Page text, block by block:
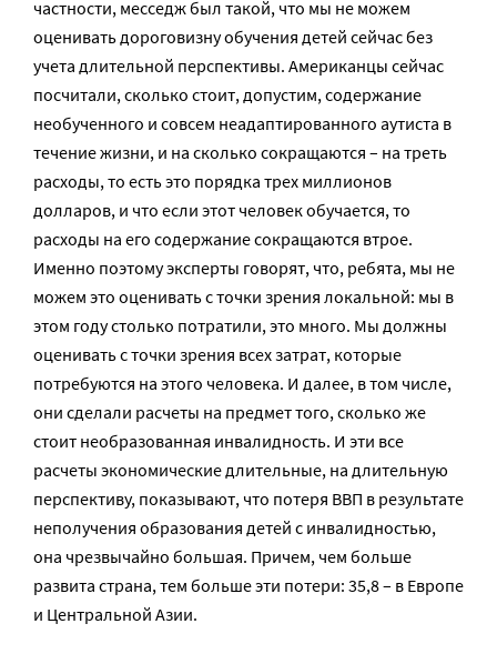
частности, месседж был такой, что мы не можем
оценивать дороговизну обучения детей сейчас без
учета длительной перспективы. Американцы сейчас
посчитали, сколько стоит, допустим, содержание
необученного и совсем неадаптированного аутиста в
течение жизни, и на сколько сокращаются – на треть
расходы, то есть это порядка трех миллионов
долларов, и что если этот человек обучается, то
расходы на его содержание сокращаются втрое.
Именно поэтому эксперты говорят, что, ребята, мы не
можем это оценивать с точки зрения локальной: мы в
этом году столько потратили, это много. Мы должны
оценивать с точки зрения всех затрат, которые
потребуются на этого человека. И далее, в том числе,
они сделали расчеты на предмет того, сколько же
стоит необразованная инвалидность. И эти все
расчеты экономические длительные, на длительную
перспективу, показывают, что потеря ВВП в результате
неполучения образования детей с инвалидностью,
она чрезвычайно большая. Причем, чем больше
развита страна, тем больше эти потери: 35,8 – в Европе
и Центральной Азии.